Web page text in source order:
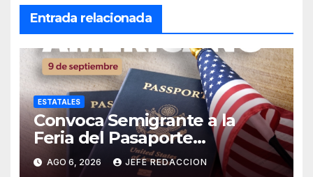
Entrada relacionada
ESTATALES
Convoca Semigrante a la
Feria del Pasaporte
Estadounidense 2026
AGO 6, 2026 JEFE REDACCION